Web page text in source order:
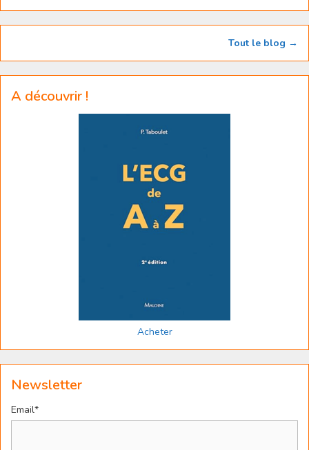
Tout le blog →
A découvrir !
Acheter
Newsletter
Email*